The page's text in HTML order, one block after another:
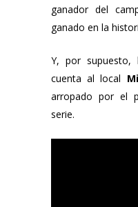
ganador del
ganado en la
Y, por supuesto,
cuenta al local
arropado por el
serie.